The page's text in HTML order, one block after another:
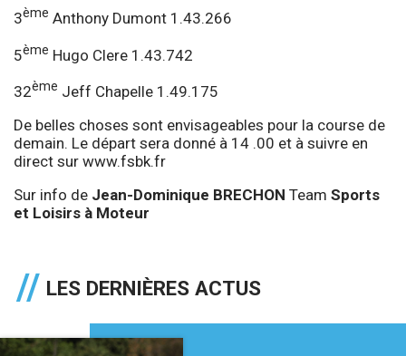
3ème Anthony Dumont 1.43.266
5ème Hugo Clere 1.43.742
32ème Jeff Chapelle 1.49.175
De belles choses sont envisageables pour la course de
demain. Le départ sera donné à 14 .00 et à suivre en
direct sur www.fsbk.fr
Sur info de Jean-Dominique BRECHON Team Sports
et Loisirs à Moteur
LES DERNIÈRES ACTUS